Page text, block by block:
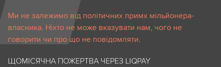
Ми не залежимо від політичних примх мільйонера-
власника. Ніхто не може вказувати нам, чого не
говорити чи про що не повідомляти.
ЩОМІСЯЧНА ПОЖЕРТВА ЧЕРЕЗ LIQPAY